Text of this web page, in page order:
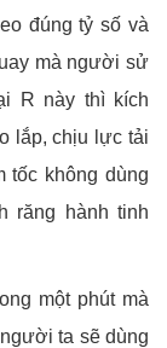
đúng tỷ số và
mà người sử
R này thì kích
lắp, chịu lực tải
tốc không dùng
răng hành tinh
một phút mà
ta sẽ dùng